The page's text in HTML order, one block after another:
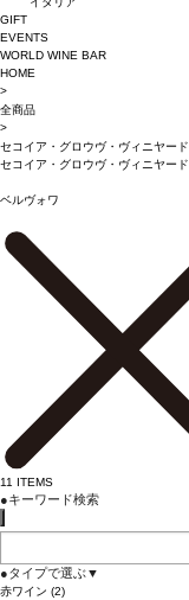
GIFT
EVENTS
WORLD WINE BAR
HOME
>
全商品
>
セコイア・グロウヴ・ヴィニヤード
セコイア・グロウヴ・ヴィニヤード
ベルヴォワ
11 ITEMS
●キーワード検索
●タイプで選ぶ▼
赤ワイン (2)